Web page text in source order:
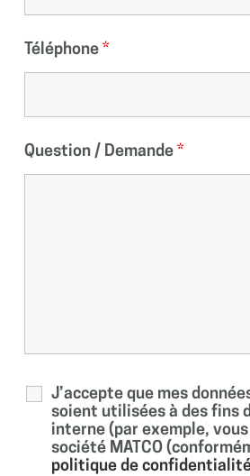
Téléphone*
Question / Demande*
J’accepte que mes
soient utilisées à des fins
interne (par exemple,
société MATCO
politique de